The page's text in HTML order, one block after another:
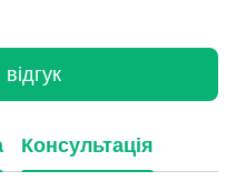
Консультація